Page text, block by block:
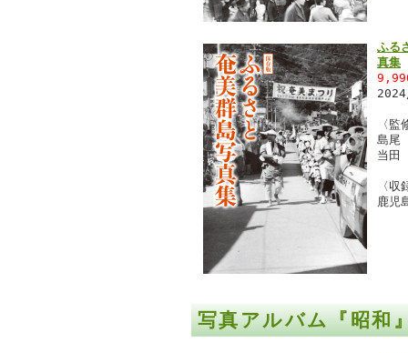
ふる
真集
〈監
島尾
当田
〈収
鹿児
写真アルバム『昭